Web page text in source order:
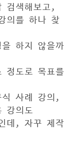
검색해보고,
의를 하나 찾
하지 않을까
정도로 목표를
식 사례 강의,
강의도
데, 자꾸 제작